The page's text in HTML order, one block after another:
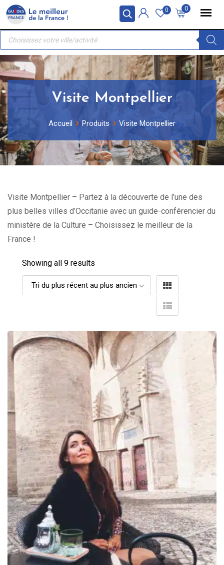
Panneau de gestion des cookies
Skip
content
0
0
Recherche
produits
Visite Montpellier
Accueil Produits Visite Montpellier
Visite Montpellier – Partez à la découverte de l’une des
plus belles villes d’Occitanie avec un guide-conférencier du
ministère de la Culture – Choisissez le meilleur de la
France !
Showing all 9 results